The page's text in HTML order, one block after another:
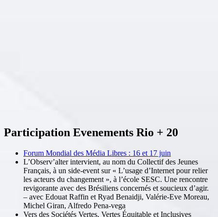
Participation Evenements Rio + 20
Forum Mondial des Média Libres : 16 et 17 juin
L’Observ’alter intervient, au nom du Collectif des Jeunes
Français, à un side-event sur « L’usage d’Internet pour relier
les acteurs du changement », à l’école SESC. Une rencontre
revigorante avec des Brésiliens concernés et soucieux d’agir.
– avec Edouat Raffin et Ryad Benaidji, Valérie-Eve Moreau,
Michel Giran, Alfredo Pena-vega
Vers des Sociétés Vertes, Vertes Équitable et Inclusives